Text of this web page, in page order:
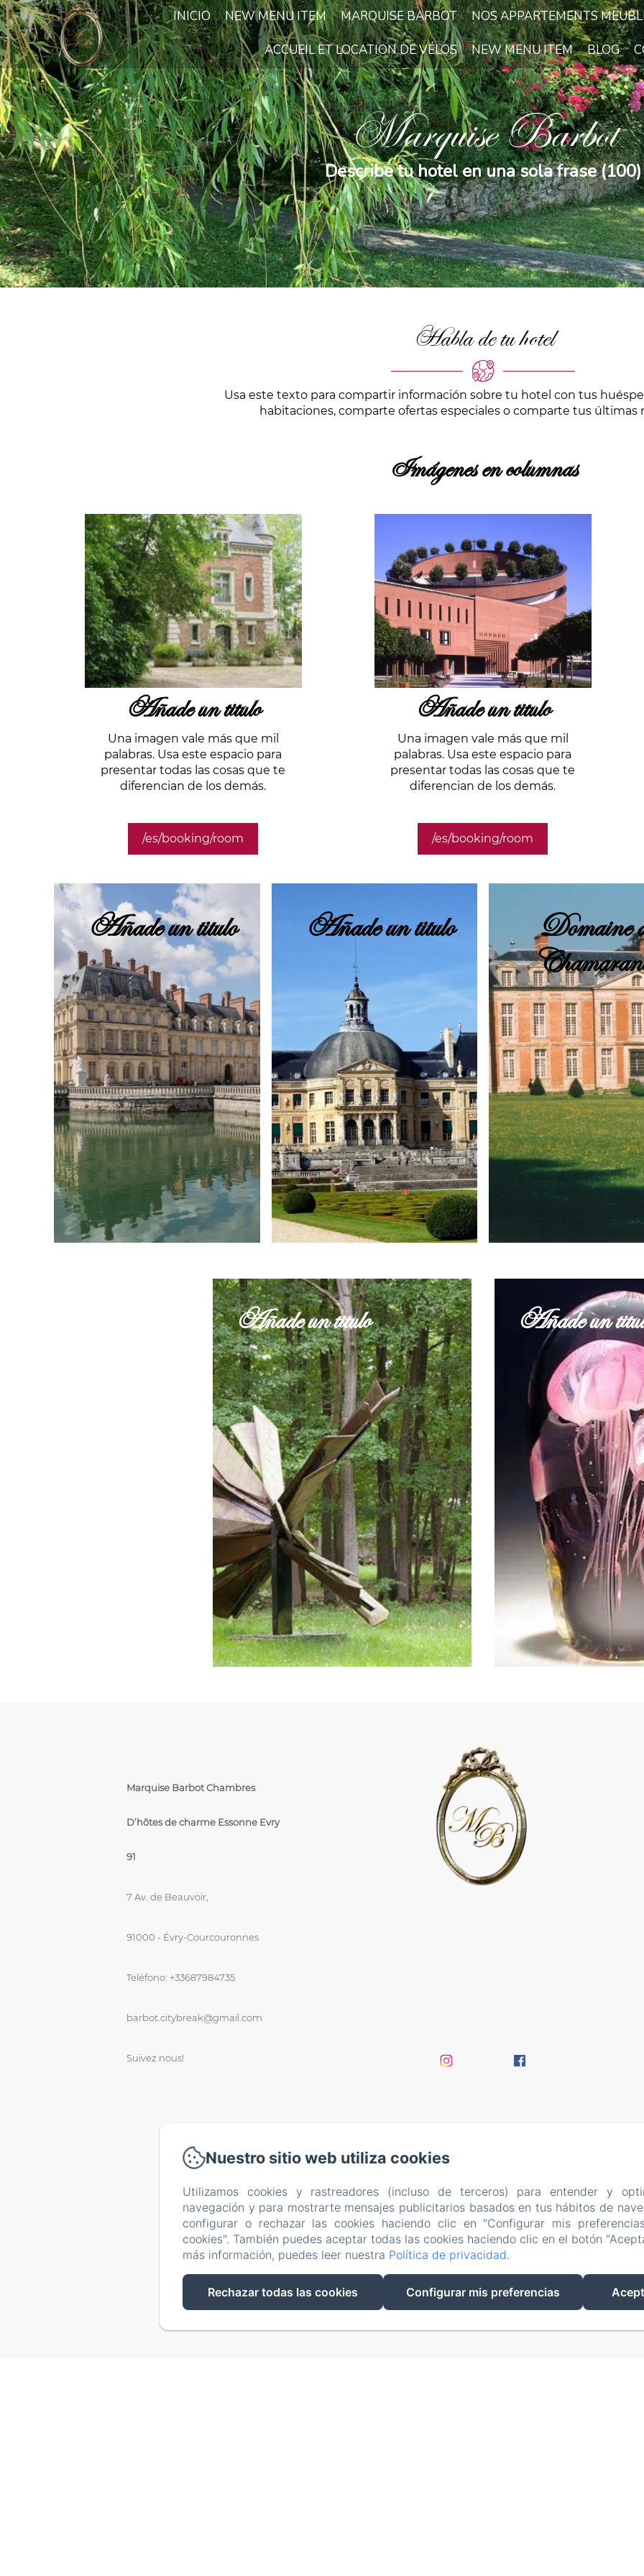
INICIO NEW MENU ITEM MARQUISE BARBOT NOS APPARTEMENTS
ACCUEIL ET LOCATION DE VÉLOS NEW MENU ITEM BLOG
Marquise Barbot
Describe tu hotel en una sola frase (100)
Habla de tu hotel
Usa este texto para compartir información sobre tu hotel con tus
habitaciones, comparte ofertas especiales o comparte tus últimas
Imágenes en columnas
Añade un titulo
Una imagen vale más que mil
palabras. Usa este espacio para
presentar todas las cosas que te
diferencian de los demás.
/es/booking/room
Añade un titulo
Una imagen vale más que mil
palabras. Usa este espacio para
presentar todas las cosas que te
diferencian de los demás.
/es/booking/room
Añade un titulo Añade un titulo
Domaine
Añade un titulo Añade un
Marquise Barbot Chambres
D’hôtes de charme Essonne Evry
91
7 Av. de Beauvoir,
91000 - Évry-Courcouronnes
Teléfono: +33687984735
barbot.citybreak@gmail.com
Suivez nous!
EN FR ES
Nuestro sitio web utiliza cookies
Utilizamos cookies y rastreadores (incluso de terceros) para entender y
navegación y para mostrarte mensajes publicitarios basados en tus hábitos de
configurar o rechazar las cookies haciendo clic en "Configurar mis
cookies". También puedes aceptar todas las cookies haciendo clic en el botón
más información, puedes leer nuestra Política de privacidad.
Rechazar todas las cookies Configurar mis preferencias